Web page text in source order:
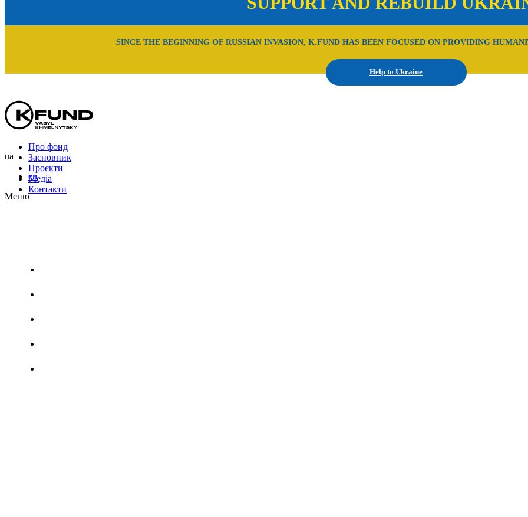
SINCE THE BEGINNING OF RUSSIAN INVASION, K.FUND HAS BEEN FOCUSED ON PROVIDING
Help to Ukraine
Про фонд
Засновник
Проєкти
Медіа
Контакти
ua
en
Меню